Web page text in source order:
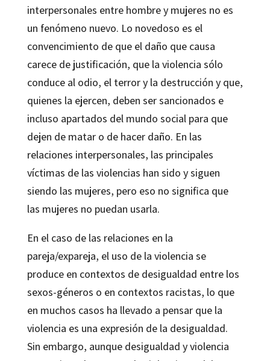
interpersonales entre hombre y mujeres no es
un fenómeno nuevo. Lo novedoso es el
convencimiento de que el daño que causa
carece de justificación, que la violencia sólo
conduce al odio, el terror y la destrucción y que,
quienes la ejercen, deben ser sancionados e
incluso apartados del mundo social para que
dejen de matar o de hacer daño. En las
relaciones interpersonales, las principales
víctimas de las violencias han sido y siguen
siendo las mujeres, pero eso no significa que
las mujeres no puedan usarla.
En el caso de las relaciones en la
pareja/expareja, el uso de la violencia se
produce en contextos de desigualdad entre los
sexos-géneros o en contextos racistas, lo que
en muchos casos ha llevado a pensar que la
violencia es una expresión de la desigualdad.
Sin embargo, aunque desigualdad y violencia